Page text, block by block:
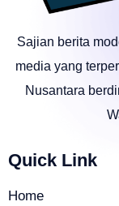
Sajian berita
media yang
Nusantara
Quick Link
Home